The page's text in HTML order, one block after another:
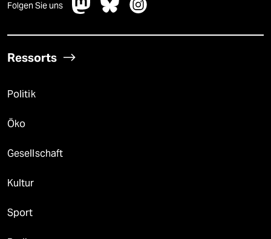
Folgen Sie uns
Ressorts
Politik
Öko
Gesellschaft
Kultur
Sport